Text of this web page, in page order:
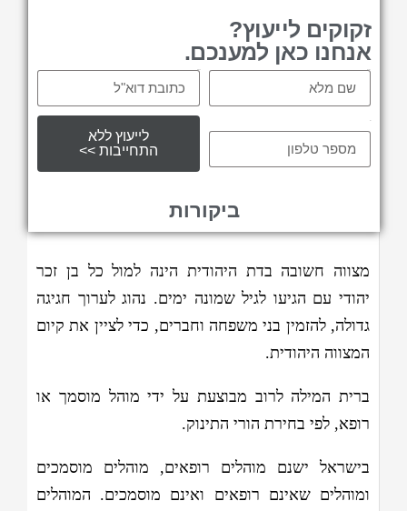
מצווה חשובה בדת היהודית הינה למול כל בן זכר
יהודי עם הגיעו לגיל שמונה ימים. נהוג לערוך חגיגה
גדולה, להזמין בני משפחה וחברים, כדי לציין את קיום
המצווה היהודית.
ברית המילה לרוב מבוצעת על ידי מוהל מוסמך או
רופא, לפי בחירת הורי התינוק.
בישראל ישנם מוהלים רופאים, מוהלים מוסמכים
ומוהלים שאינם רופאים ואינם מוסמכים. המוהלים
זקוקים לייעוץ?
אנחנו כאן למענכם.
לייעוץ ללא
התחייבות >>
ביקורות